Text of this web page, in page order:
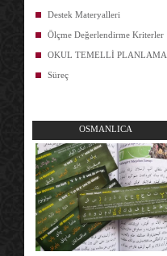
Destek Materyalleri
Ölçme Değerlendirme Kriterler
OKUL TEMELLİ PLANLAMA
Süreç
OSMANLICA